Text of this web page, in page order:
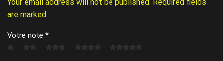
Your email address will not be published. Required fields
are marked
Votre note *